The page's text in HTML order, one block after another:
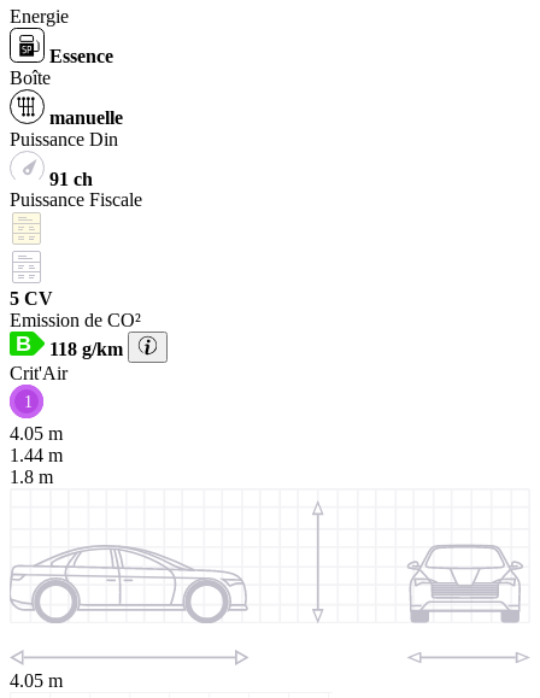
Energie
Essence
Boîte
manuelle
Puissance Din
91 ch
Puissance Fiscale
5 CV
Emission de CO²
B
118 g/km
Crit'Air
1
4.05 m
1.44 m
1.8 m
4.05 m